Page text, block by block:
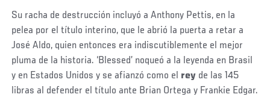
Su racha de destrucción incluyó a Anthony Pettis, en la
pelea por el título interino, que le abrió la puerta a retar a
José Aldo, quien entonces era indiscutiblemente el mejor
pluma de la historia. ‘Blessed’ noqueó a la leyenda en Brasil
y en Estados Unidos y se afianzó como el rey de las 145
libras al defender el título ante Brian Ortega y Frankie Edgar.